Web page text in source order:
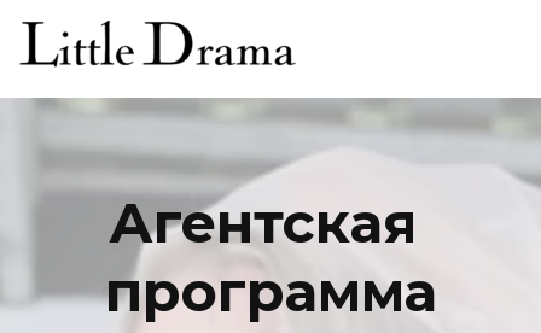
Агентская
программа